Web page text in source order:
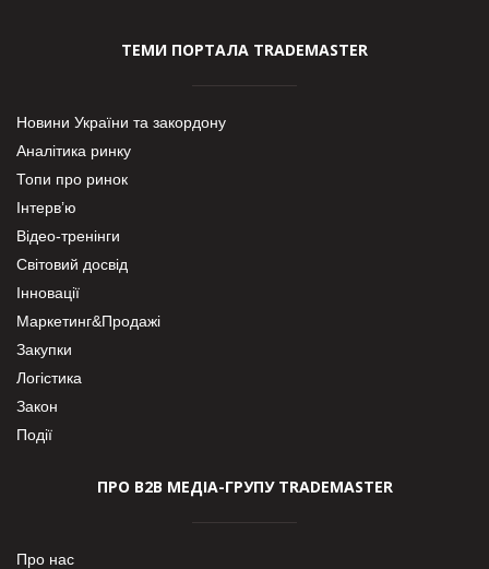
ТЕМИ ПОРТАЛА TRADEMASTER
Новини України та закордону
Аналітика ринку
Топи про ринок
Інтерв’ю
Відео-тренінги
Світовий досвід
Інновації
Маркетинг&Продажі
Закупки
Логістика
Закон
Події
ПРО В2В МЕДІА-ГРУПУ TRADEMASTER
Про нас